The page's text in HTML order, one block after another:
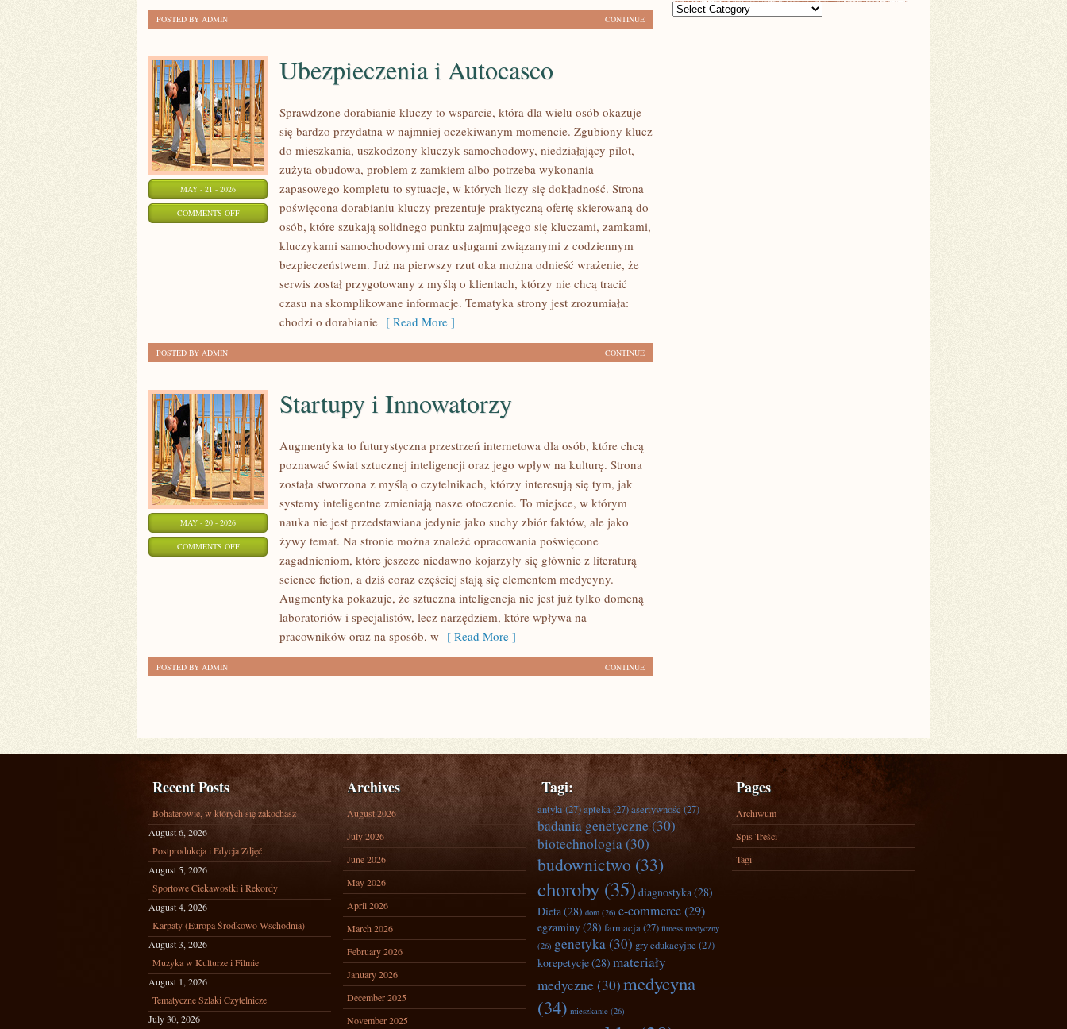
CONTINUE
POSTED BY ADMIN
MAY - 21 - 2026
COMMENTS OFFON
UBEZPIECZENIA
AUTOCASCO
Ubezpieczenia i Autocasco
Sprawdzone dorabianie kluczy to wsparcie, która dla wielu osób okazuje
się bardzo przydatna w najmniej oczekiwanym momencie. Zgubiony klucz
do mieszkania, uszkodzony kluczyk samochodowy, niedziałający pilot,
zużyta obudowa, problem z zamkiem albo potrzeba wykonania
zapasowego kompletu to sytuacje, w których liczy się dokładność. Strona
poświęcona dorabianiu kluczy prezentuje praktyczną ofertę skierowaną do
osób, które szukają solidnego punktu zajmującego się kluczami, zamkami,
kluczykami samochodowymi oraz usługami związanymi z codziennym
bezpieczeństwem. Już na pierwszy rzut oka można odnieść wrażenie, że
serwis został przygotowany z myślą o klientach, którzy nie chcą tracić
czasu na skomplikowane informacje. Tematyka strony jest zrozumiała:
chodzi o dorabianie [ Read More ]
CONTINUE
POSTED BY ADMIN
MAY - 20 - 2026
COMMENTS OFFON
INNOWATORZY
Startupy i Innowatorzy
Augmentyka to futurystyczna przestrzeń internetowa dla osób, które chcą
poznawać świat sztucznej inteligencji oraz jego wpływ na kulturę. Strona
została stworzona z myślą o czytelnikach, którzy interesują się tym, jak
systemy inteligentne zmieniają nasze otoczenie. To miejsce, w którym
nauka nie jest przedstawiana jedynie jako suchy zbiór faktów, ale jako
żywy temat. Na stronie można znaleźć opracowania poświęcone
zagadnieniom, które jeszcze niedawno kojarzyły się głównie z literaturą
science fiction, a dziś coraz częściej stają się elementem medycyny.
Augmentyka pokazuje, że sztuczna inteligencja nie jest już tylko domeną
laboratoriów i specjalistów, lecz narzędziem, które wpływa na
pracowników oraz na sposób, w [ Read More ]
CONTINUE
POSTED BY ADMIN
Categories
Recent Posts
Bohaterowie, w których się zakochasz
August 6, 2026
Postprodukcja i Edycja Zdjęć
August 5, 2026
Sportowe Ciekawostki i Rekordy
August 4, 2026
Karpaty (Europa Środkowo-Wschodnia)
August 3, 2026
Muzyka w Kulturze i Filmie
August 1, 2026
Tematyczne Szlaki Czytelnicze
July 30, 2026
Archives
August 2026
July 2026
June 2026
May 2026
April 2026
March 2026
February 2026
January 2026
December 2025
November 2025
Tagi:
antyki(27)apteka(27)asertywność(27)
badania genetyczne(30)
biotechnologia(30)
budownictwo (33)
choroby (35) diagnostyka(28)
Dieta(28) dom (26) e-commerce(29)
egzaminy(28) farmacja(27) fitness medyczny
(26) genetyka(30) gry edukacyjne (27)
korepetycje(28) materiały
medyczne (30)medycyna
(34) mieszkanie (26)
Pages
Archiwum
Spis Treści
Tagi